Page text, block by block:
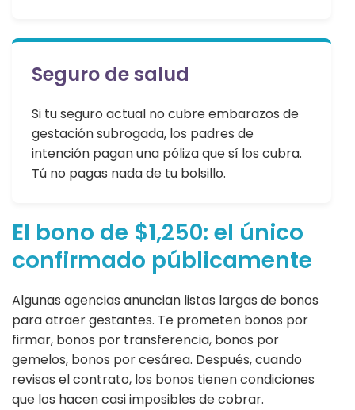
Seguro de salud
Si tu seguro actual no cubre embarazos de
gestación subrogada, los padres de
intención pagan una póliza que sí los cubra.
Tú no pagas nada de tu bolsillo.
El bono de $1,250: el único
confirmado públicamente
Algunas agencias anuncian listas largas de bonos
para atraer gestantes. Te prometen bonos por
firmar, bonos por transferencia, bonos por
gemelos, bonos por cesárea. Después, cuando
revisas el contrato, los bonos tienen condiciones
que los hacen casi imposibles de cobrar.